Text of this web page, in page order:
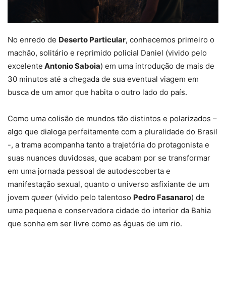
No enredo de Deserto Particular, conhecemos primeiro o
machão, solitário e reprimido policial Daniel (vivido pelo
excelente Antonio Saboia) em uma introdução de mais de
30 minutos até a chegada de sua eventual viagem em
busca de um amor que habita o outro lado do país.
Como uma colisão de mundos tão distintos e polarizados –
algo que dialoga perfeitamente com a pluralidade do Brasil
-, a trama acompanha tanto a trajetória do protagonista e
suas nuances duvidosas, que acabam por se transformar
em uma jornada pessoal de autodescoberta e
manifestação sexual, quanto o universo asfixiante de um
jovem queer (vivido pelo talentoso Pedro Fasanaro) de
uma pequena e conservadora cidade do interior da Bahia
que sonha em ser livre como as águas de um rio.